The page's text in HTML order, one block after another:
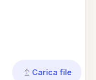
Carica file